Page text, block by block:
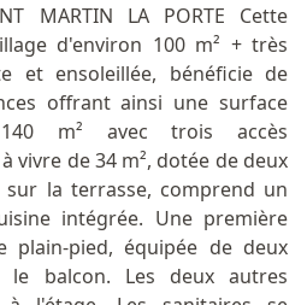
MARTIN LA PORTE Cette
d'environ 100 m² + très
et ensoleillée, bénéficie de
offrant ainsi une surface
m² avec trois accès
vivre de 34 m², dotée de deux
sur la terrasse, comprend un
intégrée. Une première
plain-pied, équipée de deux
le balcon. Les deux autres